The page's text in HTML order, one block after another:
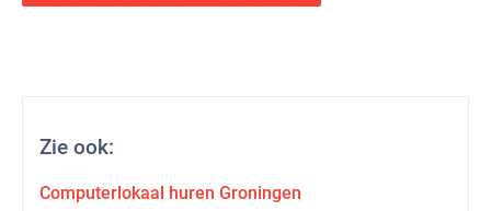
Zie ook:
Computerlokaal huren Groningen